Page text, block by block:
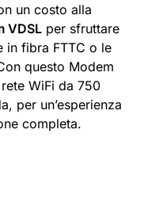
un costo alla
VDSL per sfruttare
in fibra FTTC o le
questo Modem
WiFi da 750
per un’esperienza
completa.